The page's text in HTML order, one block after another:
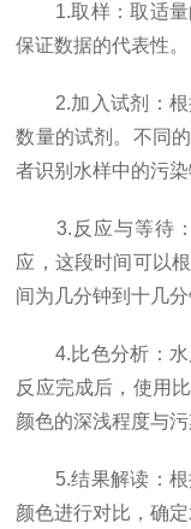
1.取样：取适量
保证数据的代表性。
2.加入试剂：根
数量的试剂。不同
者识别水样中的污染
3.反应与等待：
应，这段时间可以
间为几分钟到十几分
4.比色分析：水
反应完成后，使用
颜色的深浅程度与
5.结果解读：根
颜色进行对比，确